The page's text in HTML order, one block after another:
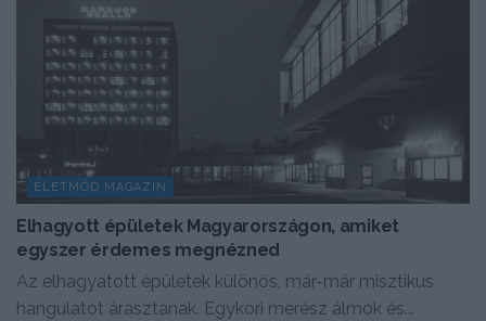
ÉLETMÓD MAGAZIN
Elhagyott épületek Magyarországon, amiket
egyszer érdemes megnézned
Az elhagyatott épületek különös, már-már misztikus
hangulatot árasztanak. Egykori merész álmok és...